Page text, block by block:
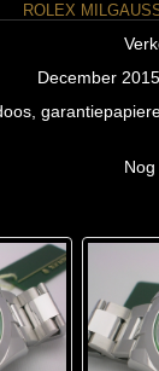
ROLEX
December